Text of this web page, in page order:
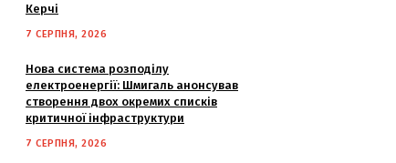
Керчі
7 СЕРПНЯ, 2026
Нова система розподілу
електроенергії: Шмигаль анонсував
створення двох окремих списків
критичної інфраструктури
7 СЕРПНЯ, 2026